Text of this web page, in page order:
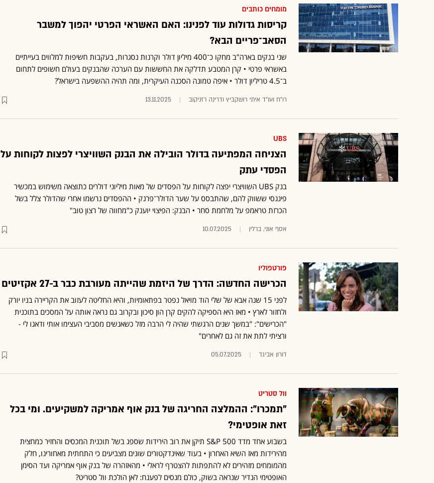
מומחים כותבים
קריסות גדולות עוד לפנינו: האם האשראי הפרטי יהפוך למשבר
הסאב־פריים הבא?
שני בנקים בארה"ב מחקו כ־400 מיליון דולר וקרנות נסגרות, בעקבות חשיפות למלווים בעייתיים
באשראי פרטי • קרן המטבע תדלקה את החששות עם הערכה שהבנקים בעולם חשופים לתחום
ב־4.5 טריליון דולר • איפה טמונה הסכנה העיקרית, ומה תהיה ההשפעה בישראל?
רו"ח ועו"ד איתי רושקביץ ודרינה רזניקוב 13.11.2025
UBS
הצניחה המפתיעה בדולר הובילה את הבנק השוויצרי לפצות לקוחות על
הפסדי עתק
בנק UBS השוויצרי יפצה לקוחות על הפסדים של מאות מיליוני דולרים כתוצאה משימוש במכשיר
פיננסי ששווק להם, שהתבסס על שער הדולר־פרנק • ההפסדים נרשמו אחרי שהדולר צלל בשל
הכרזת טראמפ על מלחמת סחר • הבנק: הפיצוי יוענק כ"מחווה של רצון טוב"
אסף אוני, ברלין 10.07.2025
פורטפוליו
הכרישה החדשה: הדרך של היזמת שהייתה מעורבת כבר ב-27 אקזיטים
לפני 15 שנה אבא של שלי הוד מויאל נפטר בפתאומיות, והיא החליטה לעזוב את הקריירה בניו יורק
ולחזור לארץ • מאז היא הספיקה להקים קרן הון סיכון ובקרוב גם נראה אותה על המסכים בתוכנית
"הכרישים": "במשך שנים הרגשתי שהיה לי הרבה מזל כשאנשים מסביבי העצימו אותי ודאגו לי -
ורציתי לתת את זה גם לאחרים"
דורון אביגד 05.07.2025
וול סטריט
"תמכרו": ההמלצה החריגה של בנק אוף אמריקה למשקיעים. ומי בכל
זאת אופטימי?
בשבוע אחד מדד S&P 500 תיקן את רוב הירידות שספג בשל תוכנית המכסים והחזיר כמחצית
מהירידות מאז השיא האחרון • בעוד שאינדקטורים שונים מצביעים כי התחתית מאחורינו, חלק
מהמומחים מזהירים לא להתפתות להצטרף לראלי • מהאזהרה של בנק אוף אמריקה ועד הסימן
האופטימי הנדיר שנראה בשוק, כולם מנסים לפענח: לאן הולכת וול סטריט?